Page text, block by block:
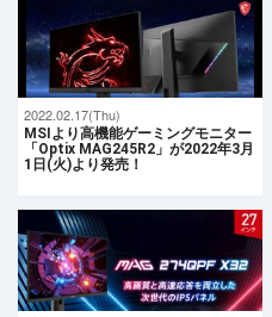
2022.02.17(Thu)
MSIより高機能ゲーミングモニター
「Optix MAG245R2」が2022年3月
1日(火)より発売！